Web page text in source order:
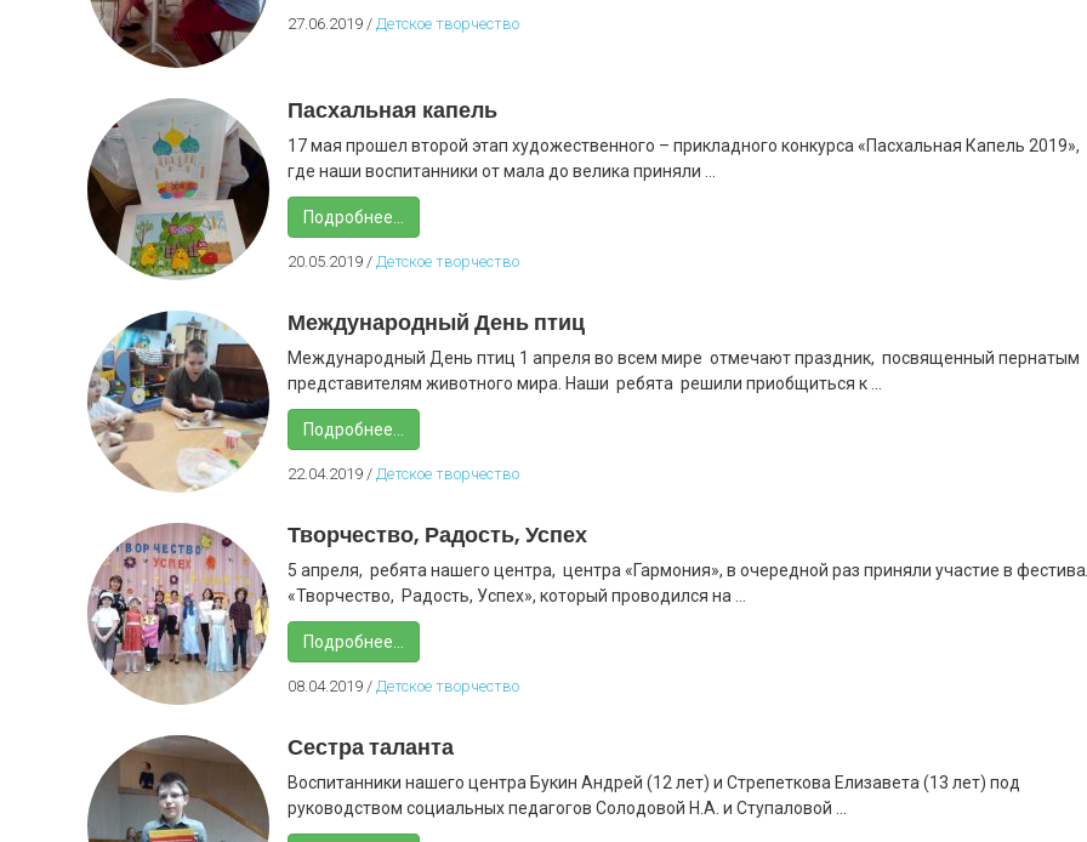
27.06.2019 / Детское творчество
Пасхальная капель
17 мая прошел второй этап художественного – прикладного конкурса «Пасхальная Капель 2019»,
где наши воспитанники от мала до велика приняли ...
Подробнее...
20.05.2019 / Детское творчество
Международный День птиц
Международный День птиц 1 апреля во всем мире отмечают праздник, посвященный пернатым
представителям животного мира. Наши ребята решили приобщиться к ...
Подробнее...
22.04.2019 / Детское творчество
Творчество, Радость, Успех
5 апреля, ребята нашего центра, центра «Гармония», в очередной раз приняли участие в
«Творчество, Радость, Успех», который проводился на ...
Подробнее...
08.04.2019 / Детское творчество
Сестра таланта
Воспитанники нашего центра Букин Андрей (12 лет) и Стрепеткова Елизавета (13 лет) под
руководством социальных педагогов Солодовой Н.А. и Ступаловой ...